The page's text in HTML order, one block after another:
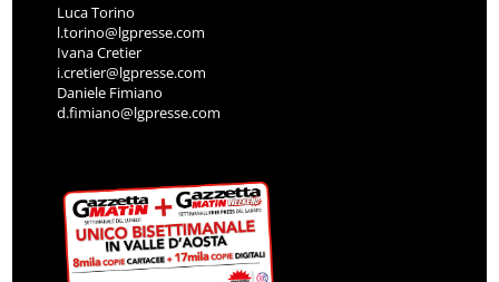
Luca Torino
l.torino@lgpresse.com
Ivana Cretier
i.cretier@lgpresse.com
Daniele Fimiano
d.fimiano@lgpresse.com